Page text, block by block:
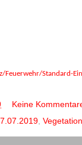
Standard-
Keine
,